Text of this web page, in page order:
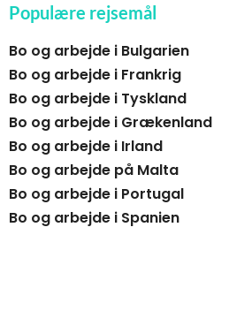
Populære rejsemål
Bo og arbejde i Bulgarien
Bo og arbejde i Frankrig
Bo og arbejde i Tyskland
Bo og arbejde i Grækenland
Bo og arbejde i Irland
Bo og arbejde på Malta
Bo og arbejde i Portugal
Bo og arbejde i Spanien